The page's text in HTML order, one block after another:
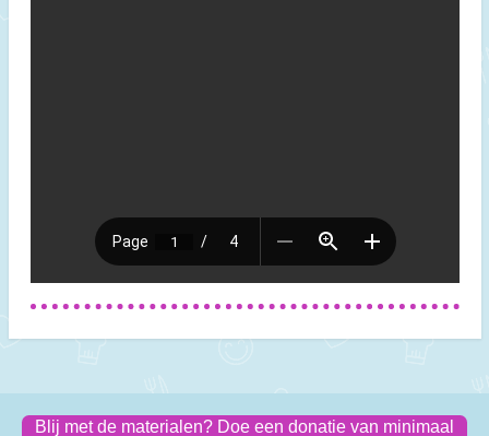
Blij met de materialen? Doe een donatie van minimaal